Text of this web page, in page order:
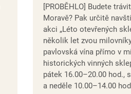
[PROBĚHLO] Budete
Moravě? Pak určitě
akci „Léto otevřených
několik let zvou
pavlovská vína přímo v
historických vinných
pátek 16.00–20.00 hod.,
a neděle 10.00–14.00